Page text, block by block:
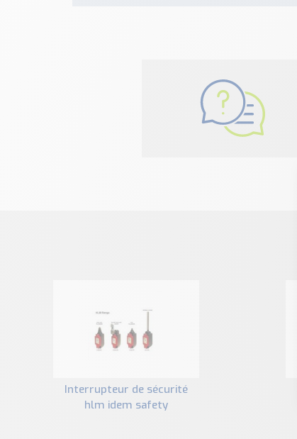
interrupteur de sécurité
hlm idem safety